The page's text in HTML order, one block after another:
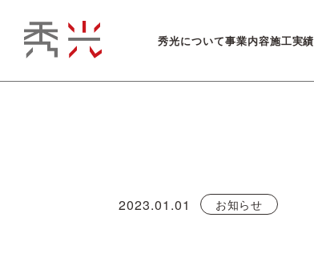
秀光について事業内容施工実績
2023.01.01 お知らせ